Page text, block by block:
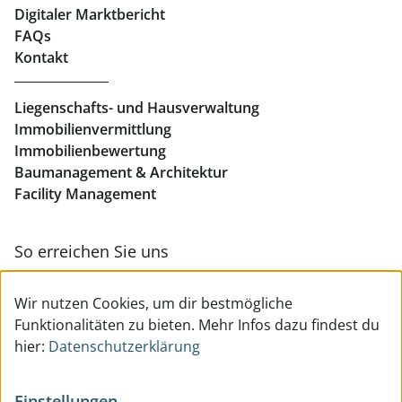
Nettomiete/m²/Monat: € 10,50 - € 13,50 Lager:
Nettomiete/m²/Monat: € 7,00
Betriebskostenakonto/Netto/m²/Monat: dzt. ca. €
1,60 Endenergiebedarf:
Büros mieten Linz
Geschäftslokale mieten Linz
Digitaler Marktbericht
FAQs
Kontakt
Liegenschafts- und Hausverwaltung
Immobilienvermittlung
Immobilienbewertung
Baumanagement & Architektur
Facility Management
So erreichen Sie uns
Wir nutzen Cookies, um dir bestmögliche
Funktionalitäten zu bieten. Mehr Infos dazu findest du
hier: Datenschutzerklärung